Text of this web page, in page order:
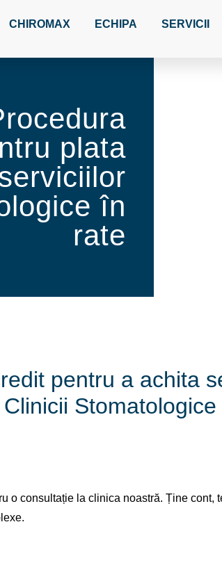
CHIROMAX ECHIPA SERVICII
plata
în
rate
pentru a achita
o consultație la clinica noastră. Ține